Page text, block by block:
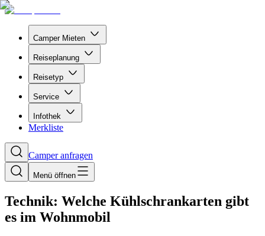
Camper Mieten
Reiseplanung
Reisetyp
Service
Infothek
Merkliste
Camper anfragen
Menü öffnen
Technik: Welche Kühlschrankarten gibt
es im Wohnmobil